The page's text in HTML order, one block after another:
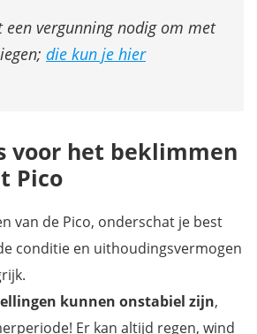
een vergunning nodig om met
die kun je hier
voor het beklimmen
Pico
van de Pico, onderschat je best
conditie en uithoudingsvermogen
kunnen onstabiel zijn,
Er kan altijd regen, wind